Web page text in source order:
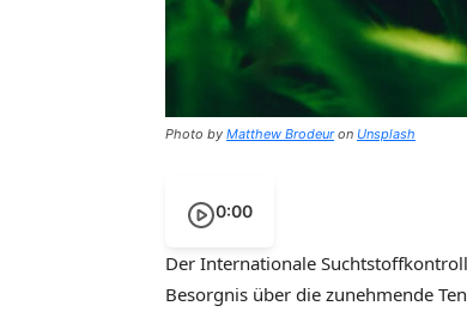
Photo by Matthew Brodeuron Unsplash
0:00
Der Internationale
Besorgnis über die zunehmende